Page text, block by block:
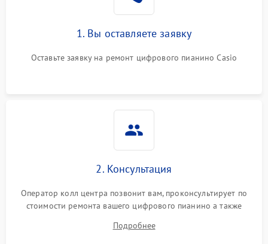
1. Вы оставляете заявку
Оставьте заявку на ремонт цифрового пианино Casio
2. Консультация
Оператор колл центра позвонит вам, проконсультирует по
стоимости ремонта вашего цифрового пианино а также
Подробнее